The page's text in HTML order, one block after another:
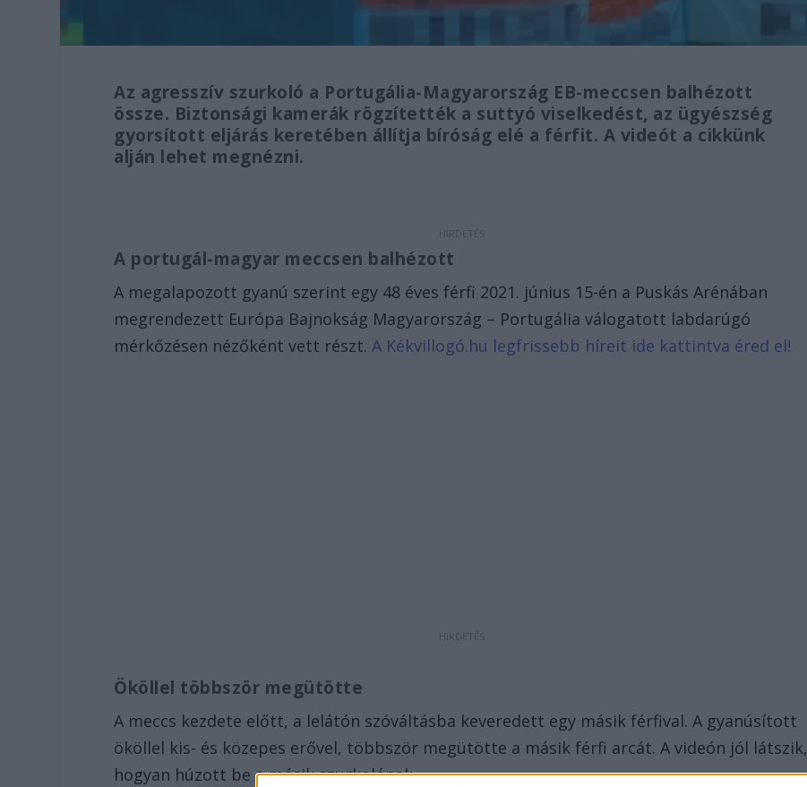
Az agresszív szurkoló a Portugália-Magyarország EB-meccsen balhézott
össze. Biztonsági kamerák rögzítették a suttyó viselkedést, az ügyészség
gyorsított eljárás keretében állítja bíróság elé a férfit. A videót a cikkünk
alján lehet megnézni.
A portugál-magyar meccsen balhézott
A megalapozott gyanú szerint egy 48 éves férfi 2021. június 15-én a Puskás Arénában
megrendezett Európa Bajnokság Magyarország – Portugália válogatott labdarúgó
mérkőzésen nézőként vett részt.A Kékvillogó.hu legfrissebb híreit ide kattintva éred el!
Ököllel többször megütötte
A meccs kezdete előtt, a lelátón szóváltásba keveredett egy másik férfival. A gyanúsított
ököllel kis- és közepes erővel, többször megütötte a másik férfi arcát. A videón jól látszik,
hogyan húzott be a másik szurkolónak.